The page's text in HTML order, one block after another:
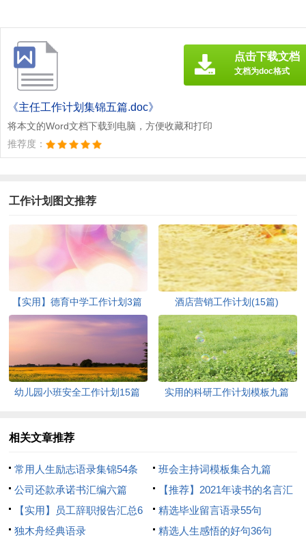
《主任工作计划集锦五篇.doc》
将本文的Word文档下载到电脑，方便收藏和打印
推荐度：
点击下载文档
文档为doc格式
工作计划图文推荐
【实用】德育中学工作计划3篇 酒店营销工作计划(15篇)
幼儿园小班安全工作计划15篇 实用的科研工作计划模板九篇
相关文章推荐
常用人生励志语录集锦54条
班会主持词模板集合九篇
公司还款承诺书汇编六篇
【推荐】2021年读书的名言汇
编48条
【实用】员工辞职报告汇总6
篇
精选毕业留言语录55句
独木舟经典语录
精选人生感悟的好句36句